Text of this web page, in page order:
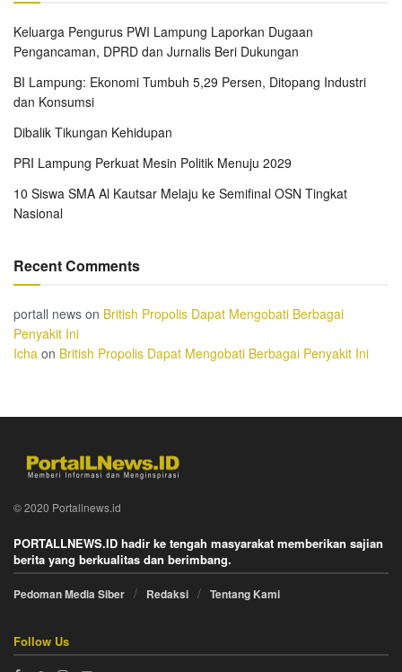
Keluarga Pengurus PWI Lampung Laporkan Dugaan
Pengancaman, DPRD dan Jurnalis Beri Dukungan
BI Lampung: Ekonomi Tumbuh 5,29 Persen, Ditopang Industri
dan Konsumsi
Dibalik Tikungan Kehidupan
PRI Lampung Perkuat Mesin Politik Menuju 2029
10 Siswa SMA Al Kautsar Melaju ke Semifinal OSN Tingkat
Nasional
Recent Comments
portall news on British Propolis Dapat Mengobati Berbagai
Penyakit Ini
Icha on British Propolis Dapat Mengobati Berbagai Penyakit Ini
© 2020 Portallnews.id
PORTALLNEWS.ID hadir ke tengah masyarakat memberikan sajian
berita yang berkualitas dan berimbang.
Pedoman Media Siber Redaksi Tentang Kami
Follow Us